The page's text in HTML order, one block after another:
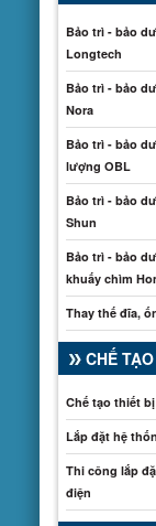
Bảo trì - bảo
Longtech
Bảo trì - bảo
Nora
Bảo trì - bảo
lượng OBL
Bảo trì - bảo
Shun
Bảo trì - bảo
khuấy chìm
Thay thế đĩa,
CHẾ
Chế tạo thiết
Lắp đặt hệ
Thi công lắp
điện